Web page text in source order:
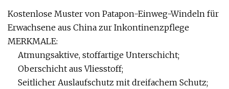
Kostenlose Muster von Patapon-Einweg-Windeln für
Erwachsene aus China zur Inkontinenzpflege
MERKMALE:
Atmungsaktive, stoffartige Unterschicht;
Oberschicht aus Vliesstoff;
Seitlicher Auslaufschutz mit dreifachem Schutz;